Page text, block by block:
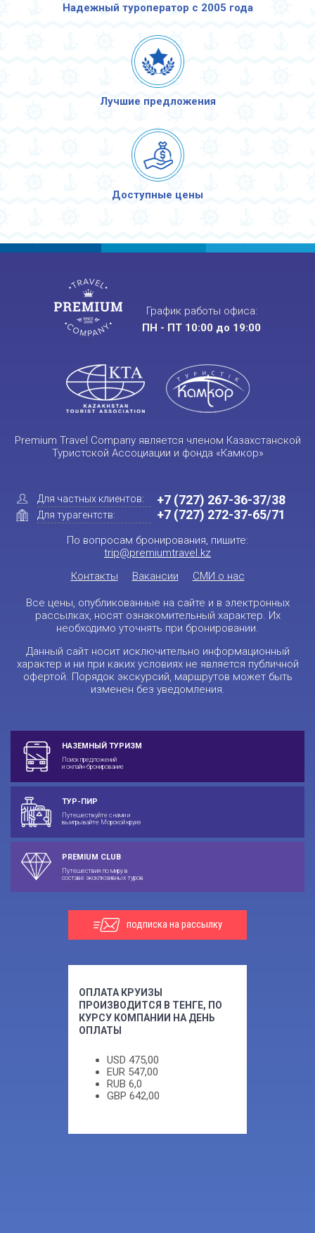
Надежный туроператор с 2005 года
Лучшие предложения
Доступные цены
График работы офиса:
ПН - ПТ 10:00 до 19:00
Premium Travel Company является членом Казахстанской
Туристской Ассоциации и фонда «Камкор»
Для частных клиентов:
Для турагентств:
+7 (727) 267-36-37/38
+7 (727) 272-37-65/71
По вопросам бронирования, пишите:
trip@premiumtravel.kz
Контакты
Вакансии СМИ о нас
Все цены, опубликованные на сайте и в электронных
рассылках, носят ознакомительный характер. Их
необходимо уточнять при бронировании.
Данный сайт носит исключительно информационный
характер и ни при каких условиях не является публичной
офертой. Порядок экскурсий, маршрутов может быть
изменен без уведомления.
НАЗЕМНЫЙ ТУРИЗМ
Поиск предложений
и онлайн-бронирование
ТУР-ПИР
Путешествуйте с нами и
выигрывайте Морской круиз
PREMIUM CLUB
Путешествия по миру в
составе эксклюзивных туров
подписка на рассылку
ОПЛАТА КРУИЗЫ
ПРОИЗВОДИТСЯ В ТЕНГЕ, ПО
КУРСУ КОМПАНИИ НА ДЕНЬ
ОПЛАТЫ
USD 475,00
EUR 547,00
RUB 6,0
GBP 642,00